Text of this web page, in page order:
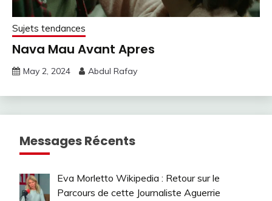
Sujets tendances
Nava Mau Avant Apres
May 2, 2024 Abdul Rafay
Messages Récents
Eva Morletto Wikipedia : Retour sur le
Parcours de cette Journaliste Aguerrie